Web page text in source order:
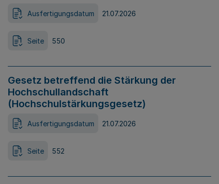
Ausfertigungsdatum 21.07.2026
Seite 550
Gesetz betreffend die Stärkung der
Hochschullandschaft
(Hochschulstärkungsgesetz)
Ausfertigungsdatum 21.07.2026
Seite 552